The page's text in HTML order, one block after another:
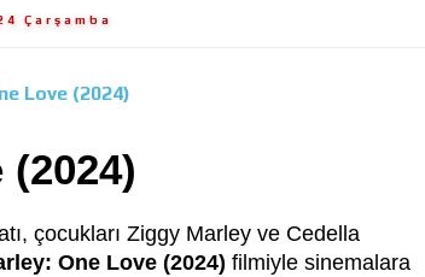
Çarşamba
Love (2024)
çocukları Ziggy Marley ve Cedella
One Love (2024) filmiyle sinemalara